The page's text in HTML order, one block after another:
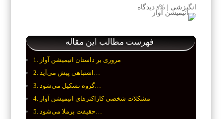
انگیزشی |%s دیدگاه
فهرست مطالب این مقاله
مروری بر داستان انیمیشن آواز
اشتباهی پیش می‌آید…
گروه تشکیل می‌شود…
مشکلات شخصی کاراکترهای انیمیشن آواز
حقیقت برملا می‌شود…